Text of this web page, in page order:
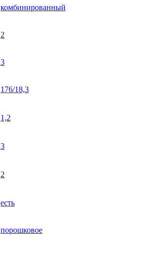
комбинированный
2
3
176/18,3
1,2
3
2
есть
порошковое